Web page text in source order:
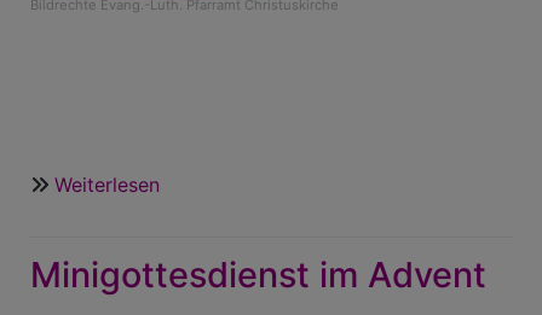
Bildrechte Evang.-Luth. Pfarramt Christuskirche
Weiterlesen
über
Minigottesdienst im Advent